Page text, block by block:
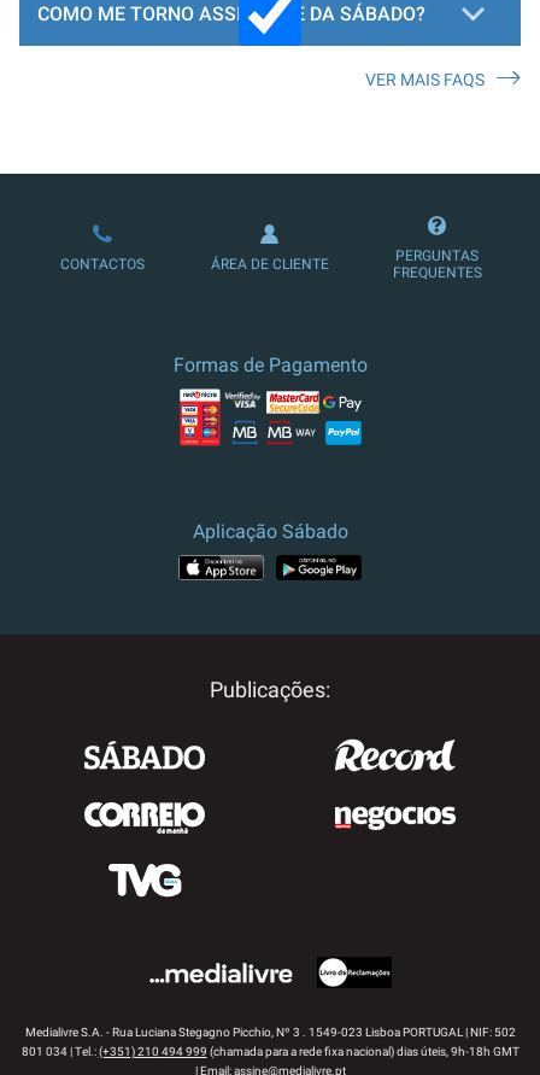
COMO ME TORNO ASSINANTE DA SÁBADO?
LOJA DE ASSINATURAS
VER MAIS FAQS
CONTACTOS ÁREA DE CLIENTE
PERGUNTAS
FREQUENTES
Formas de Pagamento
Aplicação Sábado
Publicações:
Medialivre S.A. - Rua Luciana Stegagno Picchio, Nº 3 . 1549-023 Lisboa PORTUGAL | NIF: 502
801 034 | Tel.:(+351) 210 494 999 (chamada para a rede fixa nacional) dias úteis, 9h-18h GMT
| Email:assine@medialivre.pt